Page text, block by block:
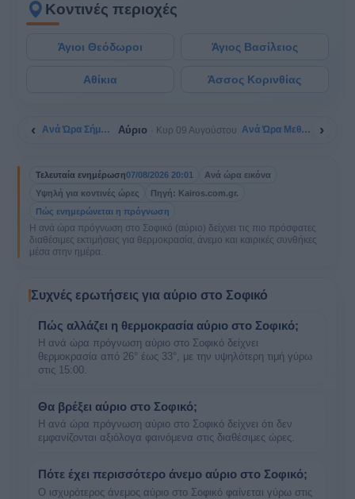
Κοντινές περιοχές
Άγιοι Θεόδωροι Άγιος Βασίλειος
Αθίκια Άσσος Κορινθίας
‹ Ανά Ώρα Σήμερα Αύριο Κυρ 09 Αυγούστου Ανά Ώρα Μεθαύριο ›
Τελευταία ενημέρωση07/08/2026 20:01
Ανά ώρα εικόνα
Υψηλή για κοντινές ώρες
Πηγή: Kairos.com.gr.
Πώς ενημερώνεται η πρόγνωση
Η ανά ώρα πρόγνωση στο Σοφικό (αύριο) δείχνει τις πιο πρόσφατες
διαθέσιμες εκτιμήσεις για θερμοκρασία, άνεμο και καιρικές συνθήκες
μέσα στην ημέρα.
Συχνές ερωτήσεις για αύριο στο Σοφικό
Πώς αλλάζει η θερμοκρασία αύριο στο Σοφικό;
Η ανά ώρα πρόγνωση αύριο στο Σοφικό δείχνει
θερμοκρασία από 26° έως 33°, με την υψηλότερη τιμή γύρω
στις 15:00.
Θα βρέξει αύριο στο Σοφικό;
Η ανά ώρα πρόγνωση αύριο στο Σοφικό δείχνει ότι δεν
εμφανίζονται αξιόλογα φαινόμενα στις διαθέσιμες ώρες.
Πότε έχει περισσότερο άνεμο αύριο στο Σοφικό;
Ο ισχυρότερος άνεμος αύριο στο Σοφικό φαίνεται γύρω στις